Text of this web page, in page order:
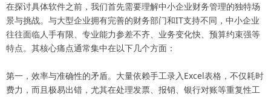
在探讨具体软件之前，我们首先需要理解中小企业财务管理的独特场
景与挑战。与大型企业拥有完善的财务部门和IT支持不同，中小企业
往往面临人手有限、专业能力参差不齐、业务变化快、预算约束强等
特点。其核心痛点通常集中在以下几个方面：
第一，效率与准确性的矛盾。大量依赖手工录入Excel表格，不仅耗时
费力，而且极易出错，尤其在处理发票、报销、银行对账等重复性工